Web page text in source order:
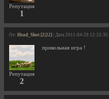
Репутация
1
От: Head_Shot [2|22] | Дата 2011-04-29 12:23:35
Репутация
2
прикольная игра !